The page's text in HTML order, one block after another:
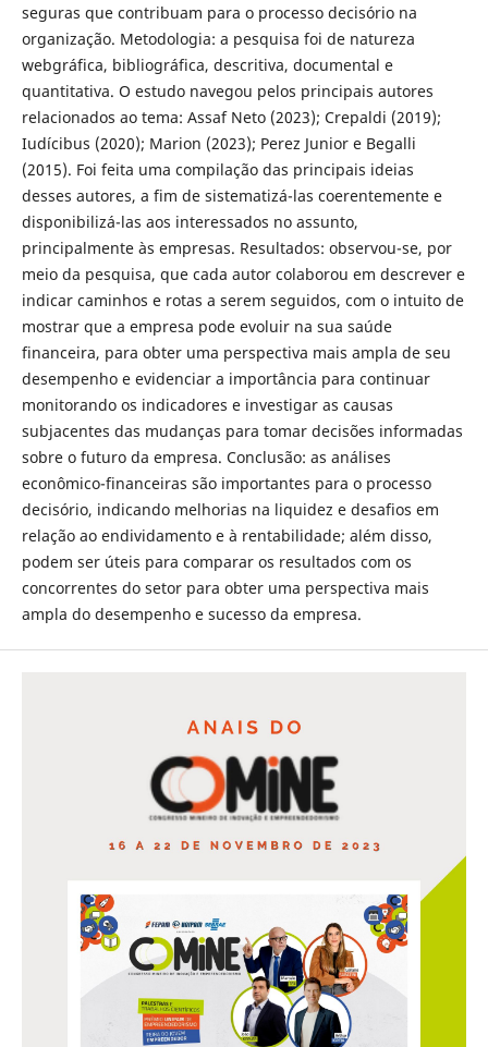
seguras que contribuam para o processo decisório na
organização. Metodologia: a pesquisa foi de natureza
webgráfica, bibliográfica, descritiva, documental e
quantitativa. O estudo navegou pelos principais autores
relacionados ao tema: Assaf Neto (2023); Crepaldi (2019);
Iudícibus (2020); Marion (2023); Perez Junior e Begalli
(2015). Foi feita uma compilação das principais ideias
desses autores, a fim de sistematizá-las coerentemente e
disponibilizá-las aos interessados no assunto,
principalmente às empresas. Resultados: observou-se, por
meio da pesquisa, que cada autor colaborou em descrever e
indicar caminhos e rotas a serem seguidos, com o intuito de
mostrar que a empresa pode evoluir na sua saúde
financeira, para obter uma perspectiva mais ampla de seu
desempenho e evidenciar a importância para continuar
monitorando os indicadores e investigar as causas
subjacentes das mudanças para tomar decisões informadas
sobre o futuro da empresa. Conclusão: as análises
econômico-financeiras são importantes para o processo
decisório, indicando melhorias na liquidez e desafios em
relação ao endividamento e à rentabilidade; além disso,
podem ser úteis para comparar os resultados com os
concorrentes do setor para obter uma perspectiva mais
ampla do desempenho e sucesso da empresa.